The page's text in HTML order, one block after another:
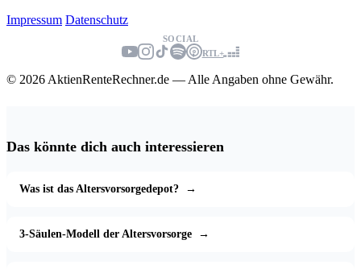
Impressum Datenschutz
SOCIAL
RTL+
© 2026 AktienRenteRechner.de — Alle Angaben ohne Gewähr.
Das könnte dich auch interessieren
Was ist das Altersvorsorgedepot? →
3-Säulen-Modell der Altersvorsorge →